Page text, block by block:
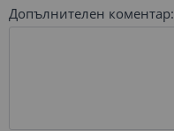
Допълнителен коментар: